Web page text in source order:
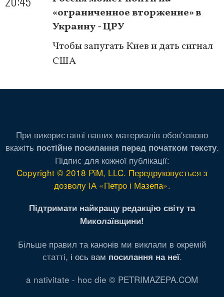
«ограниченное вторжение» в
Украину - ЦРУ
Чтобы запугать Киев и дать сигнал
США
При використанні наших материалів обов'язково
вкажіть постійне посилання перед початком тексту.
Підпис для кожної публікації:
Copyright © 2018 PiM, LLC. Передруковується з
дозволу ІА «Петро і Мазепа».
Підтримати найкращу редакцію світу та
Миколаївщини!
Більше правил та канонів ми виклали в окремій
статті, і ось вам посилання на неї.
a nativitate - hoc die © PETRIMAZEPA.COM